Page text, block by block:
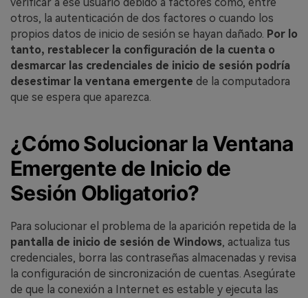
otros, la autenticación de dos factores o cuando los
propios datos de inicio de sesión se hayan dañado. Por lo
tanto, restablecer la configuración de la cuenta o
desmarcar las credenciales de inicio de sesión podría
desestimar la ventana emergente de la computadora
que se espera que aparezca.
¿Cómo Solucionar la Ventana
Emergente de Inicio de
Sesión Obligatorio?
Para solucionar el problema de la aparición repetida de la
pantalla de inicio de sesión de Windows, actualiza tus
credenciales, borra las contraseñas almacenadas y revisa
la configuración de sincronización de cuentas. Asegúrate
de que la conexión a Internet es estable y ejecuta las